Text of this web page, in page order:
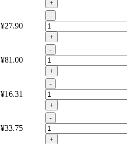
+
¥27.90
-
+
¥81.00
-
+
¥16.31
-
+
¥33.75
-
+